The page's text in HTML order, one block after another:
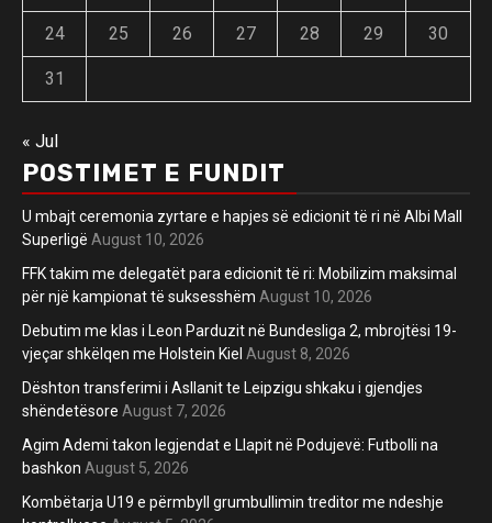
24 25 26 27 28 29 30
31
« Jul
POSTIMET E FUNDIT
U mbajt ceremonia zyrtare e hapjes së edicionit të ri në Albi Mall
Superligë August 10, 2026
FFK takim me delegatët para edicionit të ri: Mobilizim maksimal
për një kampionat të suksesshëm August 10, 2026
Debutim me klas i Leon Parduzit në Bundesliga 2, mbrojtësi 19-
vjeçar shkëlqen me Holstein Kiel August 8, 2026
Dështon transferimi i Asllanit te Leipzigu shkaku i gjendjes
shëndetësore August 7, 2026
Agim Ademi takon legjendat e Llapit në Podujevë: Futbolli na
bashkon August 5, 2026
Kombëtarja U19 e përmbyll grumbullimin treditor me ndeshje